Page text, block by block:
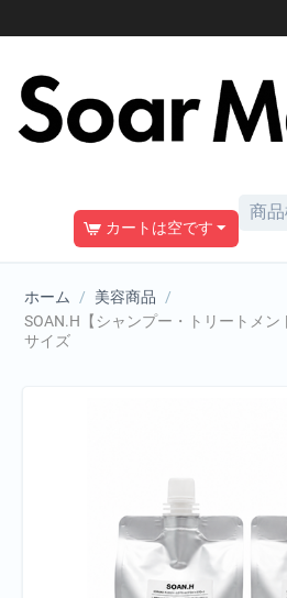
カートは空です
ホーム / 美容商品 /
SOAN.H【シャンプー・トリートメ
サイズ